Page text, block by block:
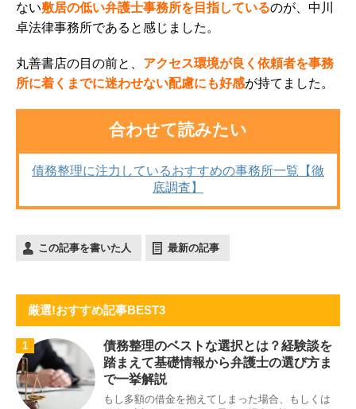
ない敷居の低い弁護士事務所を目指しているのが、中川
卓法律事務所であると感じました。
丸善書店の目の前と、 アクセス環境が良く依頼者を事務
所に着くまでに迷わせない配慮にも好感が持てました。
合わせて読みたい
債務整理に注力しているおすすめの事務所一覧【徹
底調査】
この記事を書いた人 最新の記事
厳選!おすすめ記事BEST3
1
債務整理のベストな選択とは？経験談を
踏まえて基礎情報から弁護士の選び方ま
で一挙解説
もし多額の借金を抱えてしまった場合、もしくは